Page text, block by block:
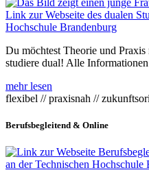
Du möchtest Theorie und
studiere dual! Alle
mehr lesen
flexibel // praxisnah //
Berufsbegleitend & Online